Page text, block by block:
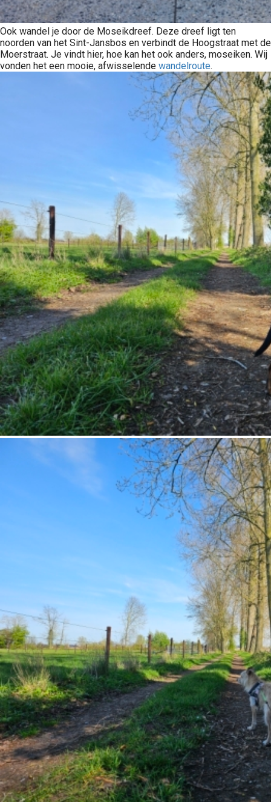
Ook wandel je door de Moseikdreef. Deze dreef ligt ten
noorden van het Sint-Jansbos en verbindt de Hoogstraat met de
Moerstraat. Je vindt hier, hoe kan het ook anders, moseiken. Wij
vonden het een mooie, afwisselende wandelroute.